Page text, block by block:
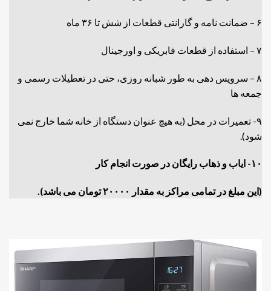
۶ – ضمانت نامه و گارانتی قطعات از شش تا ۳۶ ماه
۷ – استفاده از قطعات فابریکی و اورجینال
۸ – سرویس دهی به طور شبانه روزی، حتی در تعطیلات رسمی و
جمعه ها
۹- تعمیرات در محل (به هیچ عنوان دستگاه از خانه شما خارج نمی
شود).
۱۰- ایاب و ذهاب رایگان در صورت انجام کار
(این مبلغ در تمامی مراکز به مقدار ۲۰۰۰۰ تومان می باشد).